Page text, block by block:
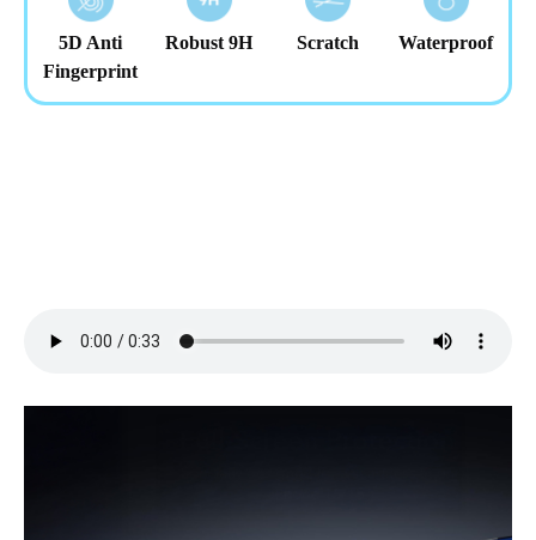
5D Anti
Fingerprint
Robust 9H Scratch Waterproof